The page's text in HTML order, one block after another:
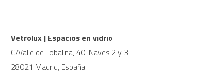
Vetrolux | Espacios en vidrio
C/Valle de Tobalina, 40. Naves 2 y 3
28021 Madrid, España